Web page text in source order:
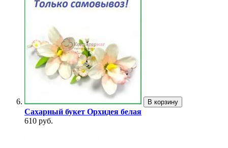
В корзину
Сахарный букет Орхидея белая
610 руб.